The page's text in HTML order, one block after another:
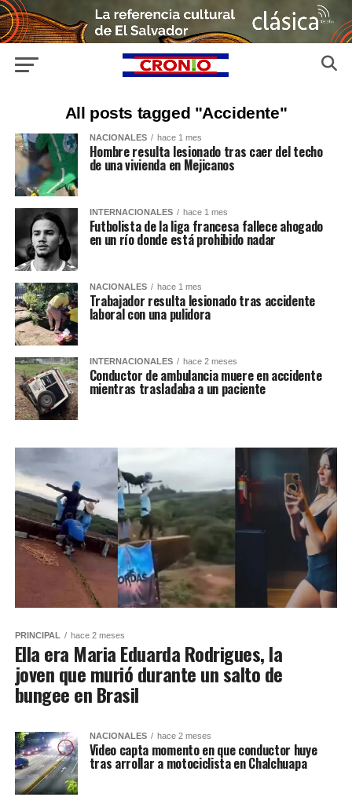
All posts tagged "Accidente"
NACIONALES hace 1 mes
Hombre resulta lesionado tras caer del techo
de una vivienda en Mejicanos
INTERNACIONALES hace 1 mes
Futbolista de la liga francesa fallece ahogado
en un río donde está prohibido nadar
NACIONALES hace 1 mes
Trabajador resulta lesionado tras accidente
laboral con una pulidora
INTERNACIONALES hace 2 meses
Conductor de ambulancia muere en accidente
mientras trasladaba a un paciente
PRINCIPAL hace 2 meses
Ella era Maria Eduarda Rodrigues, la
joven que murió durante un salto de
bungee en Brasil
NACIONALES hace 2 meses
Video capta momento en que conductor huye
tras arrollar a motociclista en Chalchuapa